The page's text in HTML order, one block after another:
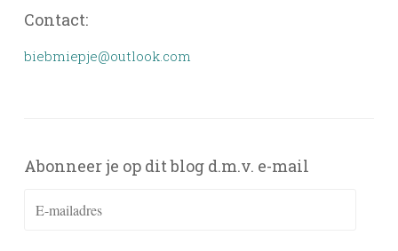
Contact:
biebmiepje@outlook.com
Abonneer je op dit blog d.m.v. e-mail